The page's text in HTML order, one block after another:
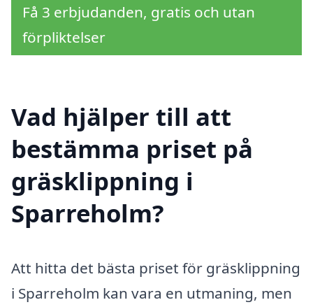
Få 3 erbjudanden, gratis och utan
förpliktelser
Vad hjälper till att
bestämma priset på
gräsklippning i
Sparreholm?
Att hitta det bästa priset för gräsklippning
i Sparreholm kan vara en utmaning, men